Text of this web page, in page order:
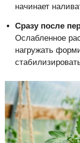
начинает
Сразу после
Ослабленное
нагружать